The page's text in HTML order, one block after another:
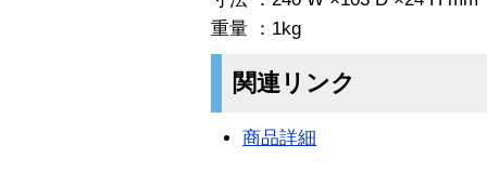
重量 ：1kg
関連リンク
商品詳細